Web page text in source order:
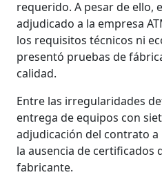
requerido. A pesar de ello,
adjudicado a la empresa
los requisitos técnicos ni
presentó pruebas de
calidad.
Entre las irregularidades
entrega de equipos con
adjudicación del contrato
la ausencia de certificados
fabricante.